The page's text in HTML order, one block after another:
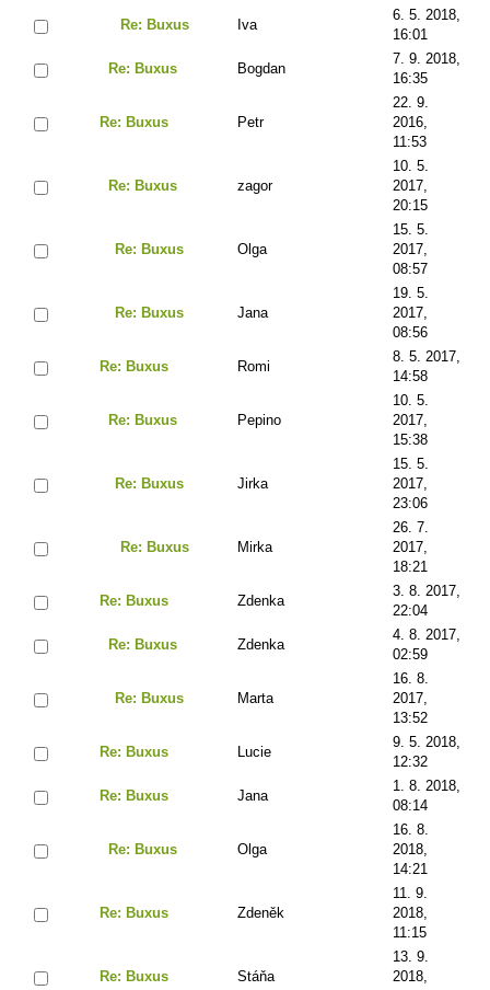
Re: Buxus Iva
6. 5. 2018,
16:01
Re: Buxus Bogdan
7. 9. 2018,
16:35
Re: Buxus Petr
22. 9.
2016,
11:53
Re: Buxus zagor
10. 5.
2017,
20:15
Re: Buxus Olga
15. 5.
2017,
08:57
Re: Buxus Jana
19. 5.
2017,
08:56
Re: Buxus Romi
8. 5. 2017,
14:58
Re: Buxus Pepino
10. 5.
2017,
15:38
Re: Buxus Jirka
15. 5.
2017,
23:06
Re: Buxus Mirka
26. 7.
2017,
18:21
Re: Buxus Zdenka
3. 8. 2017,
22:04
Re: Buxus Zdenka
4. 8. 2017,
02:59
Re: Buxus Marta
16. 8.
2017,
13:52
Re: Buxus Lucie
9. 5. 2018,
12:32
Re: Buxus Jana
1. 8. 2018,
08:14
Re: Buxus Olga
16. 8.
2018,
14:21
Re: Buxus Zdeněk
11. 9.
2018,
11:15
Re: Buxus Stáňa
13. 9.
2018,